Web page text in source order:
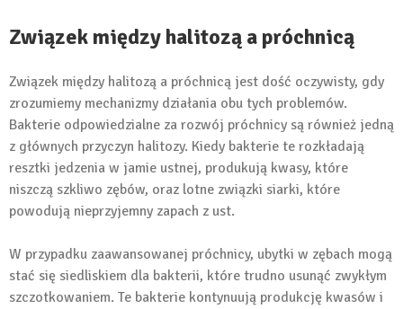
Związek między halitozą a próchnicą
Związek między halitozą a próchnicą jest dość oczywisty, gdy
zrozumiemy mechanizmy działania obu tych problemów.
Bakterie odpowiedzialne za rozwój próchnicy są również jedną
z głównych przyczyn halitozy. Kiedy bakterie te rozkładają
resztki jedzenia w jamie ustnej, produkują kwasy, które
niszczą szkliwo zębów, oraz lotne związki siarki, które
powodują nieprzyjemny zapach z ust.
W przypadku zaawansowanej próchnicy, ubytki w zębach mogą
stać się siedliskiem dla bakterii, które trudno usunąć zwykłym
szczotkowaniem. Te bakterie kontynuują produkcję kwasów i